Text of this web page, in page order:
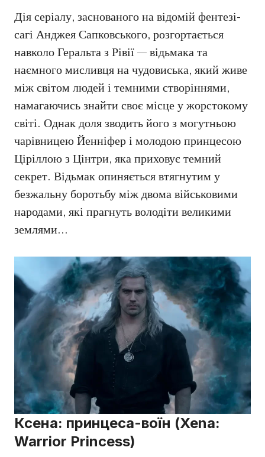
Дія серіалу, заснованого на відомій фентезі-
сагі Анджея Сапковського, розгортається
навколо Геральта з Рівії — відьмака та
наємного мисливця на чудовиська, який живе
між світом людей і темними створіннями,
намагаючись знайти своє місце у жорстокому
світі. Однак доля зводить його з могутньою
чарівницею Йенніфер і молодою принцесою
Ціріллою з Цінтри, яка приховує темний
секрет. Відьмак опиняється втягнутим у
безжальну боротьбу між двома військовими
народами, які прагнуть володіти великими
землями…
Ксена: принцеса-воїн (Xena:
Warrior Princess)